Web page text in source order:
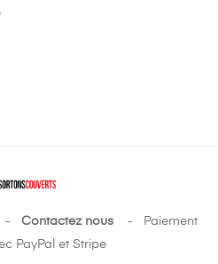
Contactez nous- Paiement
PayPal et Stripe